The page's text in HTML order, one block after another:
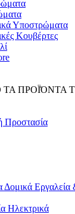
Υποστρώματα
Κουβέρτες
ΠΡΟΪΌΝΤΑ
Προστασία
Δομικά
Ηλεκτρικά